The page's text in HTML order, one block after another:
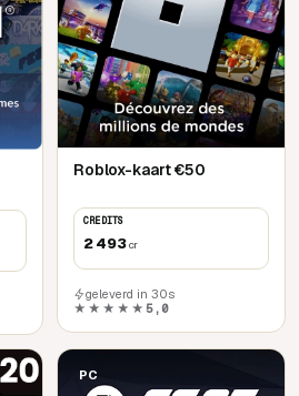
Roblox-kaart €50
CREDITS
2 493cr
geleverd in 30s
★★★★★ 5,0
PC